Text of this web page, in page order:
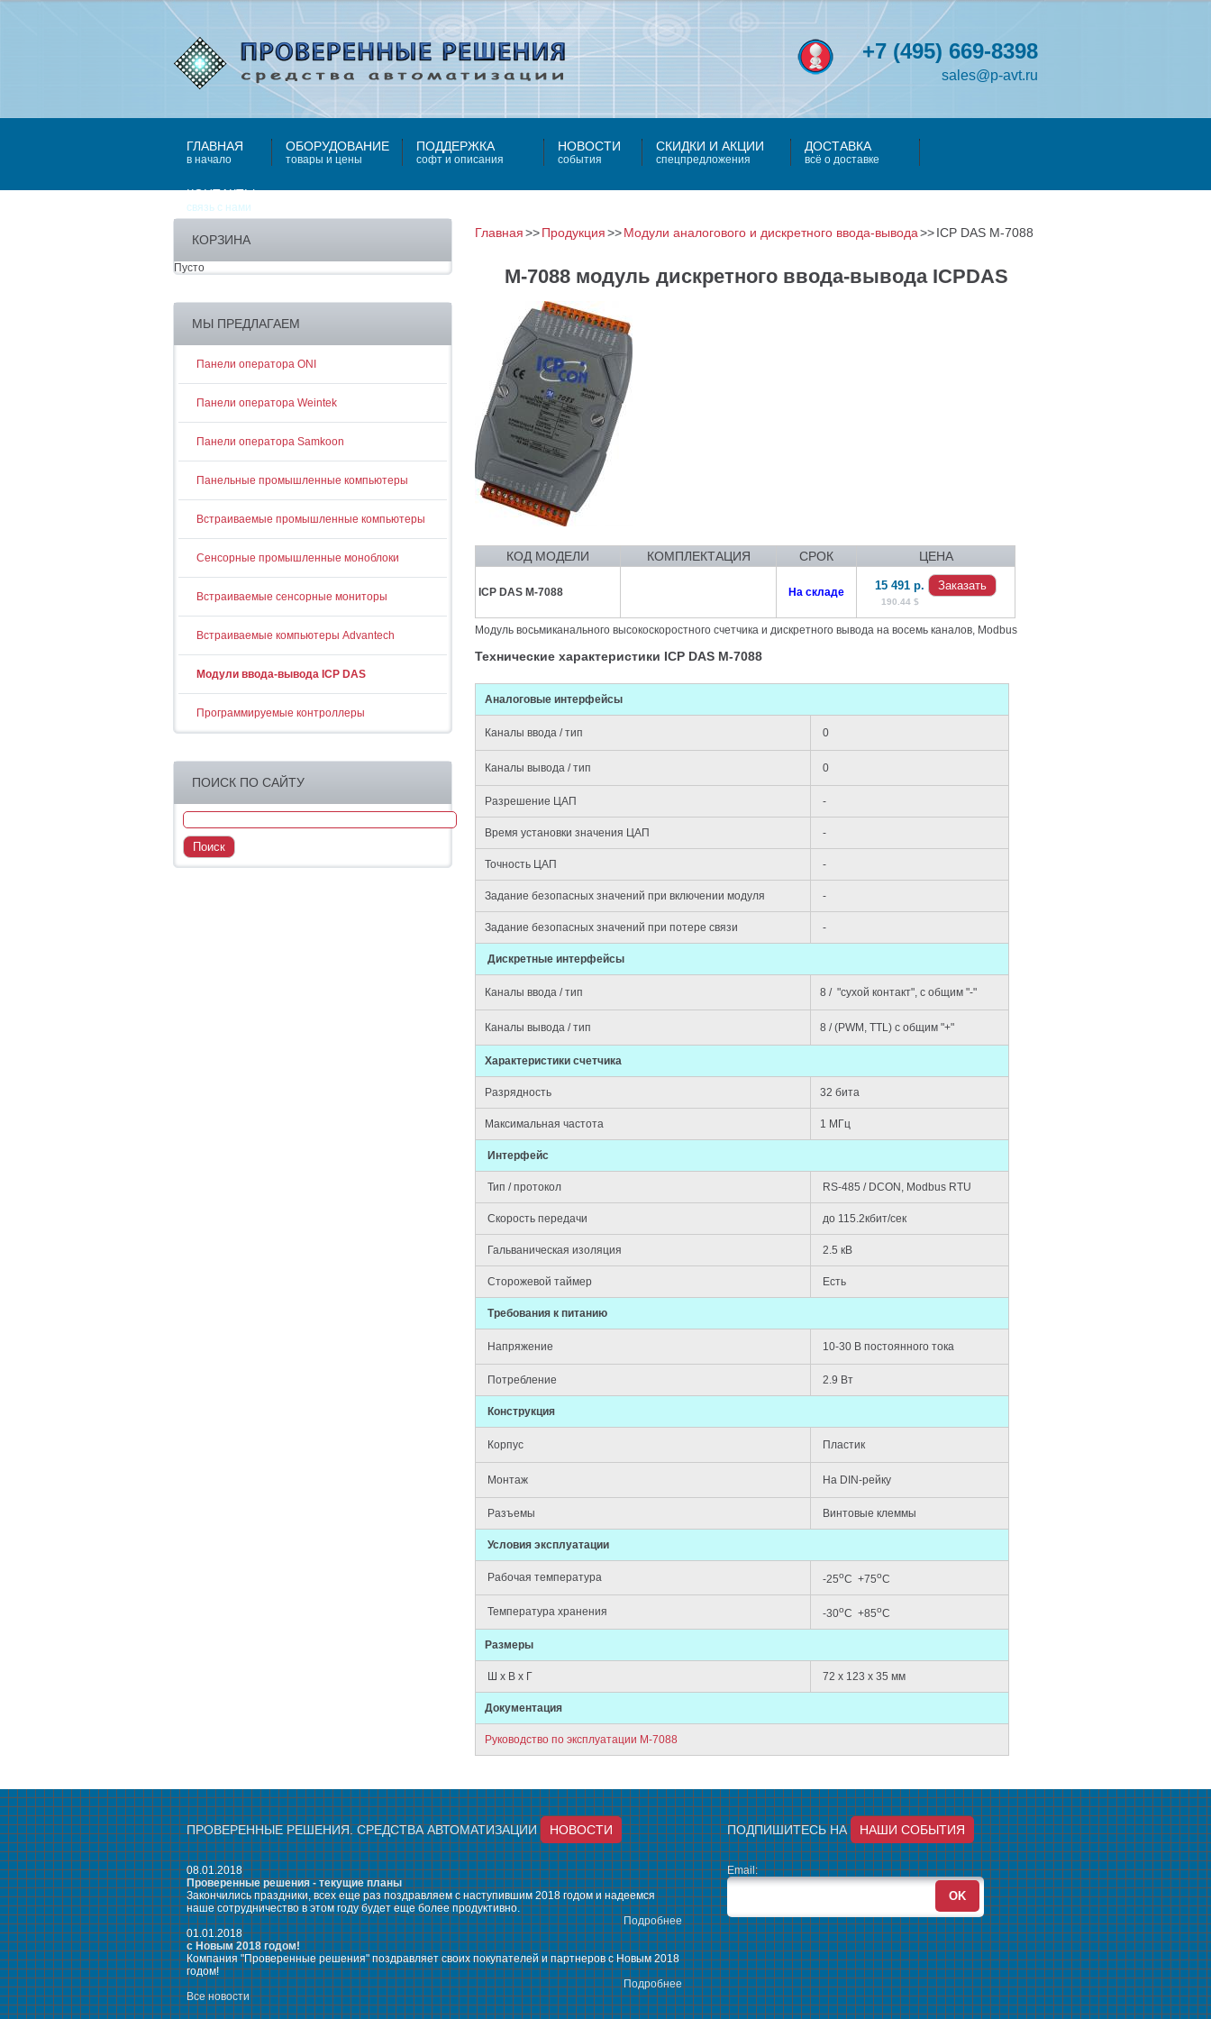
+7 (495) 669-8398
sales@p-avt.ru
ГЛАВНАЯ
в начало
ОБОРУДОВАНИЕ
товары и цены
ПОДДЕРЖКА
софт и описания
НОВОСТИ
события
СКИДКИ И АКЦИИ
спецпредложения
ДОСТАВКА
всё о доставке
КОНТАКТЫ
связь с нами
КОРЗИНА
Пусто
МЫ ПРЕДЛАГАЕМ
Панели оператора ONI
Панели оператора Weintek
Панели оператора Samkoon
Панельные промышленные компьютеры
Встраиваемые промышленные компьютеры
Сенсорные промышленные моноблоки
Встраиваемые сенсорные мониторы
Встраиваемые компьютеры Advantech
Модули ввода-вывода ICP DAS
Программируемые контроллеры
ПОИСК ПО САЙТУ
Главная Продукция Модули аналогового и дискретного ввода-вывода ICP DAS M-7088
M-7088 модуль дискретного ввода-вывода ICPDAS
КОД МОДЕЛИ КОМПЛЕКТАЦИЯ СРОК ЦЕНА
ICP DAS M-7088 На складе 15 491 р. Заказать
190.44 $
Модуль восьмиканального высокоскоростного счетчика и дискретного вывода на восемь каналов, Modbus
Технические характеристики ICP DAS M-7088
Аналоговые интерфейсы
Каналы ввода / тип 0
Каналы вывода / тип 0
Разрешение ЦАП -
Время установки значения ЦАП -
Точность ЦАП -
Задание безопасных значений при включении модуля -
Задание безопасных значений при потере связи -
Дискретные интерфейсы
Каналы ввода / тип 8 / "сухой контакт", с общим "-"
Каналы вывода / тип 8 /(PWM, TTL) с общим "+"
Характеристики счетчика
Разрядность 32 бита
Максимальная частота 1 МГц
Интерфейс
Тип / протокол RS-485 / DCON, Modbus RTU
Скорость передачи до 115.2кбит/сек
Гальваническая изоляция 2.5 кВ
Сторожевой таймер Есть
Требования к питанию
Напряжение 10-30 В постоянного тока
Потребление 2.9 Вт
Конструкция
Корпус Пластик
Монтаж На DIN-рейку
Разъемы Винтовые клеммы
Условия эксплуатации
Рабочая температура -25оС +75оС
Температура хранения -30оС +85оС
Размеры
Ш х В х Г 72 х 123 х 35 мм
Документация
Руководство по эксплуатации M-7088
ПРОВЕРЕННЫЕ РЕШЕНИЯ. СРЕДСТВА АВТОМАТИЗАЦИИ НОВОСТИ
08.01.2018
Проверенные решения - текущие планы
Закончились праздники, всех еще раз поздравляем с наступившим 2018 годом и надеемся
наше сотрудничество в этом году будет еще более продуктивно.
Подробнее
01.01.2018
с Новым 2018 годом!
Компания "Проверенные решения" поздравляет своих покупателей и партнеров с Новым 2018
годом!
Подробнее
Все новости
ПОДПИШИТЕСЬ НА НАШИ СОБЫТИЯ
Email: